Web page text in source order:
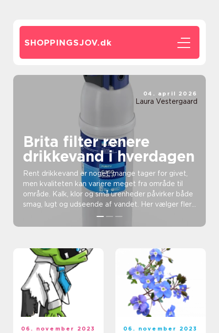
SHOPPINGSJOV.dk
Brita filter renere
drikkevand i hverdagen
Rent drikkevand er noget, mange tager for givet,
men kvaliteten kan variere meget fra område til
område. Kalk, klor og små urenheder påvirker både
smag, lugt og udseende af vandet. Her vælger flere
04. april 2026
Laura Vestergaard
06. november 2023 06. november 2023